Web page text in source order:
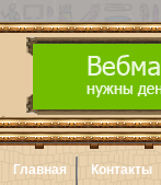
Главная Контакты